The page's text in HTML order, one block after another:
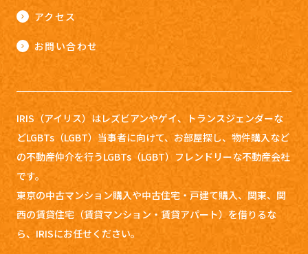
アクセス
お問い合わせ
IRIS（アイリス）はレズビアンやゲイ、トランスジェンダーな
どLGBTs（LGBT）当事者に向けて、お部屋探し、 物件購入など
の不動産仲介を行うLGBTs（LGBT）フレンドリーな不動産会社
です。
東京の中古マンション購入や中古住宅・戸建て購入、関東、関
西の賃貸住宅（賃貸マンション・賃貸アパート）を借りるな
ら、IRISにお任せください。